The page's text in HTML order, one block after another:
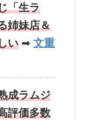
「生ラ
姉妹店＆
い ➡ 文重
成ラムジ
評価多数